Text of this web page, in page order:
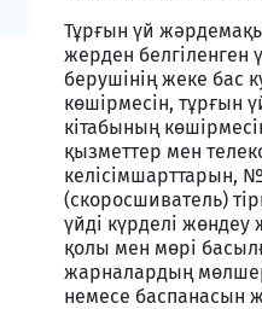
Тұрғын үй
жерден белгіленген
берушінің жеке бас
көшірмесін, тұрғын
кітабының
қызметтер мен
келісімшарттарын,
(скоросшиватель)
үйді күрделі
қолы мен мөрі
жарналардың
немесе баспанасын